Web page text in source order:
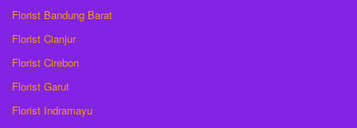
Florist Bandung Barat
Florist Cianjur
Florist Cirebon
Florist Garut
Florist Indramayu